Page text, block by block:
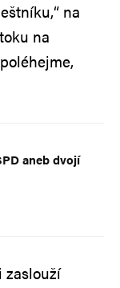
na
na
aneb dvojí
zaslouží